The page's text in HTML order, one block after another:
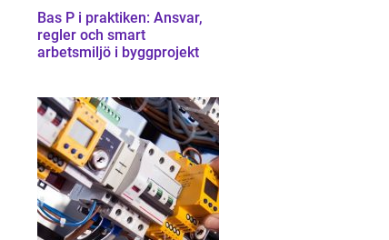
Bas P i praktiken: Ansvar,
regler och smart
arbetsmiljö i byggprojekt